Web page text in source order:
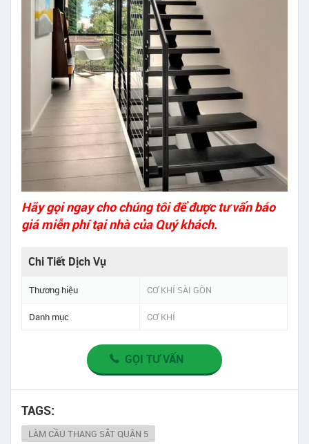
Hãy gọi ngay cho chúng tôi để được tư vấn báo
giá miễn phí tại nhà của Quý khách.
Chi Tiết Dịch Vụ
Thương hiệu CƠ KHÍ SÀI GÒN
Danh mục CƠ KHÍ
GỌI TƯ VẤN
TAGS:
LÀM CẦU THANG SẮT QUẬN 5